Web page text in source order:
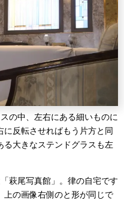
の中、左右にある細いものに
に反転させればもう片方と同
る大きなステンドグラスも左
萩尾写真館」。律の自宅です
上の画像右側のと形が同じで